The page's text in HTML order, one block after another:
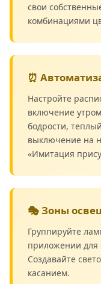
свои
комбинациями
⏰
Настройте
включение
бодрости,
выключение на
«Имитация
🎭 Зоны
Группируйте
приложении для
Создавайте
касанием.